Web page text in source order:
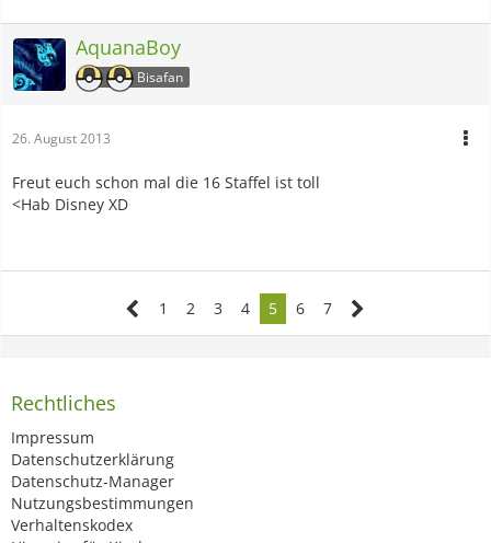
AquanaBoy
Bisafan
26. August 2013
Freut euch schon mal die 16 Staffel ist toll
<Hab Disney XD
1 2 3 4 5 6 7
Rechtliches
Impressum
Datenschutzerklärung
Datenschutz-Manager
Nutzungsbestimmungen
Verhaltenskodex